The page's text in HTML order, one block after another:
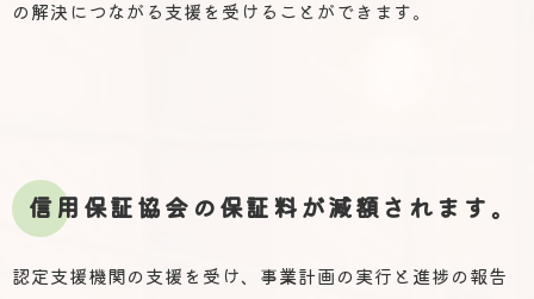
の解決につながる支援を受けることができます。
信用保証協会の保証料が減額されます。
認定支援機関の支援を受け、事業計画の実行と進捗の報告